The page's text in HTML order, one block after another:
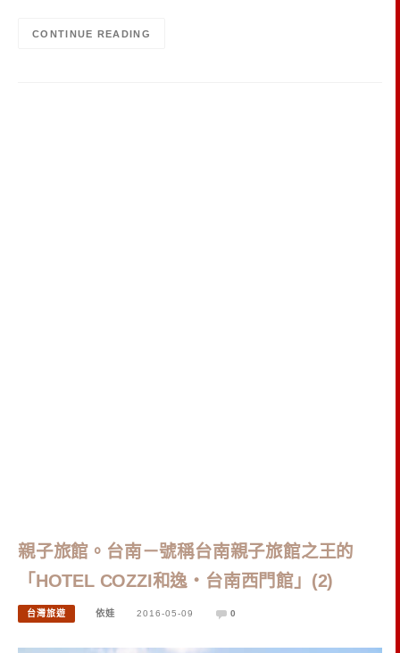
CONTINUE READING
親子旅館。台南－號稱台南親子旅館之王的
「HOTEL COZZI和逸‧台南西門館」(2)
台灣旅遊 依娃 2016-05-09 0